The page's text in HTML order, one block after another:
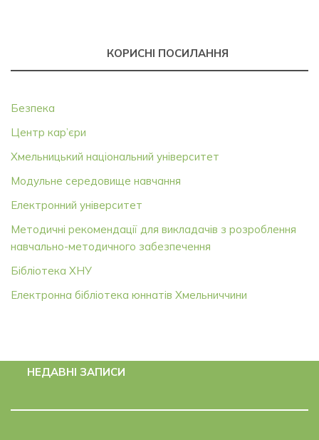
КОРИСНІ ПОСИЛАННЯ
Безпека
Центр кар’єри
Хмельницький національний університет
Модульне середовище навчання
Електронний університет
Методичні рекомендації для викладачів з розроблення
навчально-методичного забезпечення
Бібліотека ХНУ
Електронна бібліотека юннатів Хмельниччини
НЕДАВНІ ЗАПИСИ